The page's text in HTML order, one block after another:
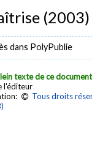
(2003)
dans PolyPublie
texte de ce document
l'éditeur
Tous droits